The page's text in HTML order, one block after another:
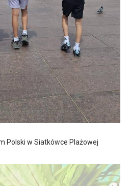
Polski w Siatkówce Plażowej